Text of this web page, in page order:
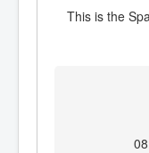
This is the